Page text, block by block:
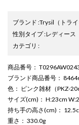
ブランド :Trysil （トラ
性別タイプ:レディース
カテゴリ :
商品番号 ：
ブランド商品番号 ：
色 ： ピンク雑材（PKZ-
サイズ(cm) ： H:23cm
持ち手の高さ(cm) ：
重さ ： 330.0g